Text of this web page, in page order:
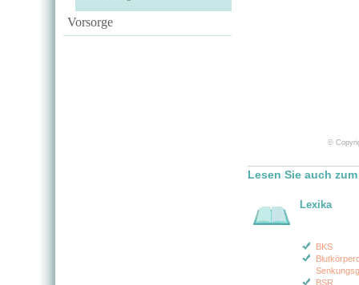
Vorsorge
©
Lesen Sie auch
Lexika
BKS
BSR